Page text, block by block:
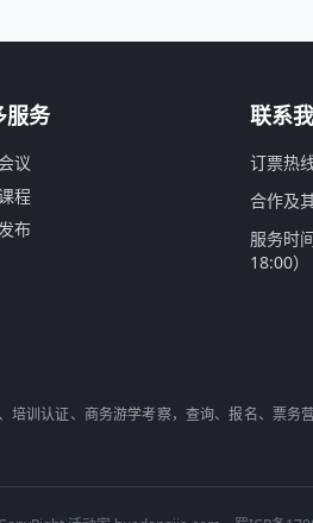
服务
议
程
布
联系
订票热
合作及
服务时
18:00）
培训认证、商务游学考察，查询、报名、票